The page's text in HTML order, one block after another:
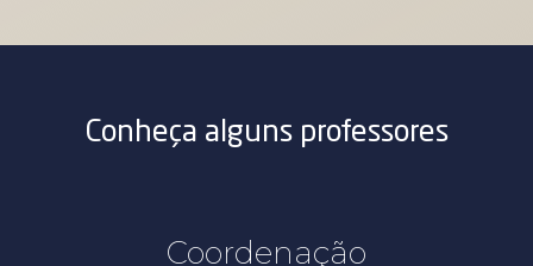
Conheça alguns professores
Coordenação